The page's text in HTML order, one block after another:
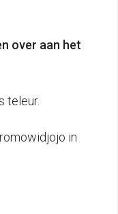
over aan het
teleur.
in